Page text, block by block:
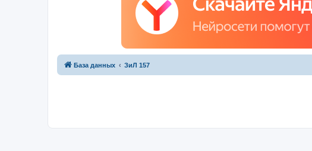
База данных ЗиЛ 157